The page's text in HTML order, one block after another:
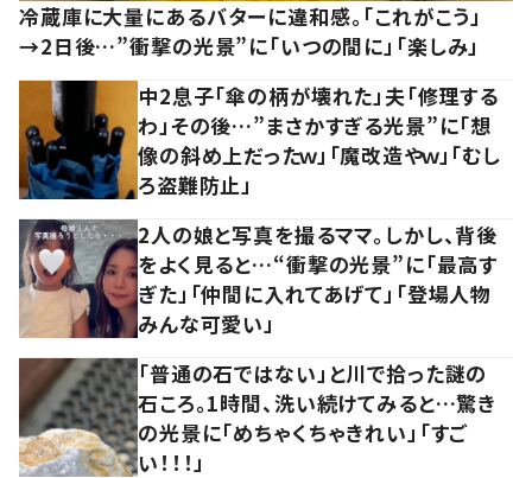
冷蔵庫に大量にあるバターに違和感。「これがこう」
→2日後…”衝撃の光景”に「いつの間に」「楽しみ」
中2息子「傘の柄が壊れた」夫「修理する
わ」その後…”まさかすぎる光景”に「想
像の斜め上だったｗ」「魔改造やｗ」「むし
ろ盗難防止」
2人の娘と写真を撮るママ。しかし、背後
をよく見ると…“衝撃の光景”に「最高す
ぎた」「仲間に入れてあげて」「登場人物
みんな可愛い」
「普通の石ではない」と川で拾った謎の
石ころ。1時間、洗い続けてみると…驚き
の光景に「めちゃくちゃきれい」「すご
い！！！」